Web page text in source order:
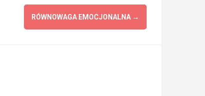
RÓWNOWAGA EMOCJONALNA →